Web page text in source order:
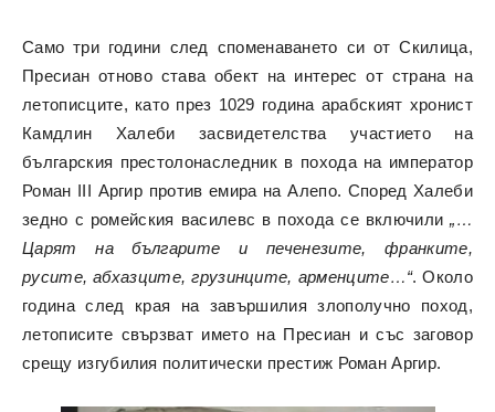
Само три години след споменаването си от Скилица,
Пресиан отново става обект на интерес от страна на
летописците, като през 1029 година арабският хронист
Камдлин Халеби засвидетелства участието на
българския престолонаследник в похода на император
Роман III Аргир против емира на Алепо. Според Халеби
зедно с ромейския василевс в похода се включили„…
Царят на българите и печенезите, франките,
русите, абхазците, грузинците, арменците…“. Около
година след края на завършилия злополучно поход,
летописите свързват името на Пресиан и със заговор
срещу изгубилия политически престиж Роман Аргир.